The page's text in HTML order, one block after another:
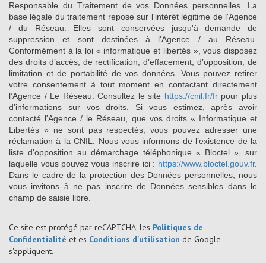
Responsable du Traitement de vos Données personnelles. La
base légale du traitement repose sur l'intérêt légitime de l'Agence
/ du Réseau. Elles sont conservées jusqu'à demande de
suppression et sont destinées à l'Agence / au Réseau.
Conformément à la loi « informatique et libertés », vous disposez
des droits d’accès, de rectification, d’effacement, d’opposition, de
limitation et de portabilité de vos données. Vous pouvez retirer
votre consentement à tout moment en contactant directement
l’Agence / Le Réseau. Consultez le site https://cnil.fr/frpour plus
d’informations sur vos droits. Si vous estimez, après avoir
contacté l'Agence / le Réseau, que vos droits « Informatique et
Libertés » ne sont pas respectés, vous pouvez adresser une
réclamation à la CNIL. Nous vous informons de l’existence de la
liste d'opposition au démarchage téléphonique « Bloctel », sur
laquelle vous pouvez vous inscrire ici : https://www.bloctel.gouv.fr.
Dans le cadre de la protection des Données personnelles, nous
vous invitons à ne pas inscrire de Données sensibles dans le
champ de saisie libre.
Ce site est protégé par reCAPTCHA, les Politiques de
Confidentialité et es Conditions d'utilisation de Google
s'appliquent.